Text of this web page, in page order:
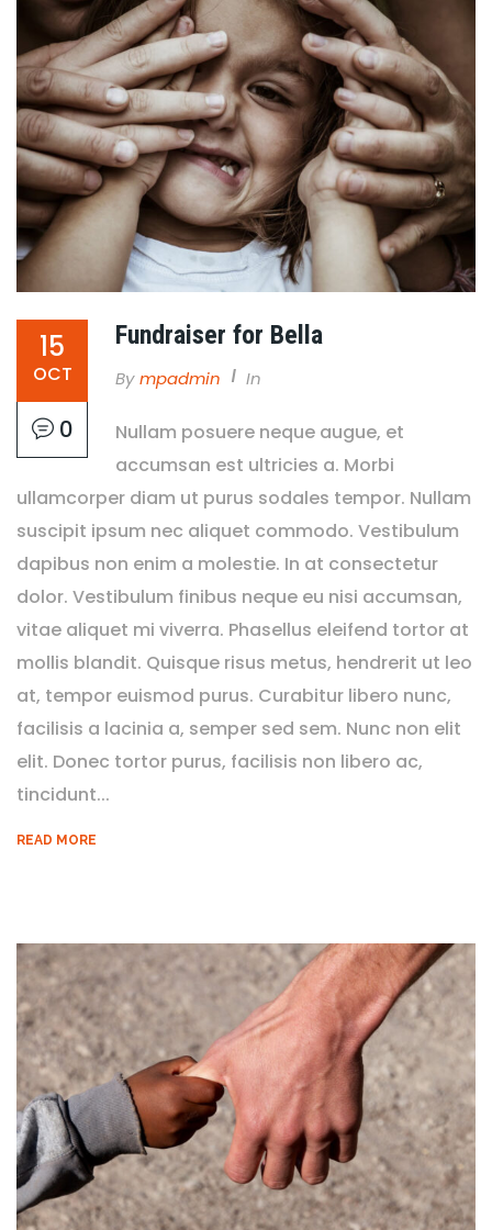
15
OCT
0
Fundraiser for Bella
By Mpadmin In
Nullam posuere neque augue, et
accumsan est ultricies a. Morbi
ullamcorper diam ut purus sodales tempor. Nullam
suscipit ipsum nec aliquet commodo. Vestibulum
dapibus non enim a molestie. In at consectetur
dolor. Vestibulum finibus neque eu nisi accumsan,
vitae aliquet mi viverra. Phasellus eleifend tortor at
mollis blandit. Quisque risus metus, hendrerit ut leo
at, tempor euismod purus. Curabitur libero nunc,
facilisis a lacinia a, semper sed sem. Nunc non elit
elit. Donec tortor purus, facilisis non libero ac,
tincidunt...
READ MORE